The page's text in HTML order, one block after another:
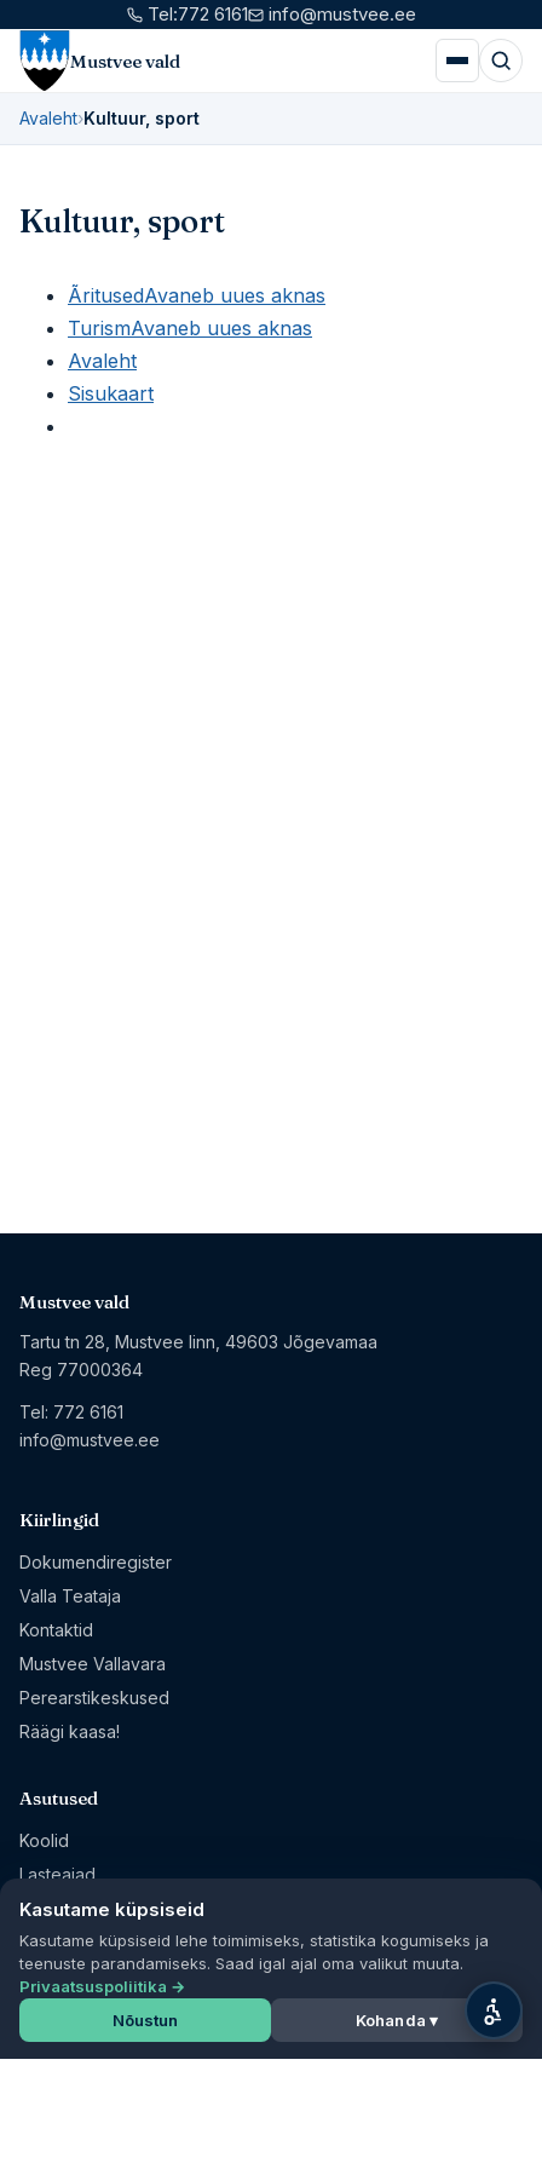
Tel:772 6161 info@mustvee.ee
Mustvee vald
Avaleht›Kultuur, sport
Kultuur, sport
ÃritusedAvaneb uues aknas
TurismAvaneb uues aknas
Avaleht
Sisukaart
Mustvee vald
Tartu tn 28, Mustvee linn, 49603 Jõgevamaa
Reg 77000364
Tel: 772 6161
info@mustvee.ee
Kiirlingid
Dokumendiregister
Valla Teataja
Kontaktid
Mustvee Vallavara
Perearstikeskused
Räägi kaasa!
Asutused
Koolid
Lasteaiad
Raamatukogud
Sihtasutused
Jälgi meid
Kasutame küpsiseid
Kasutame küpsiseid lehe toimimiseks, statistika kogumiseks ja
teenuste parandamiseks. Saad igal ajal oma valikut muuta.
Privaatsuspoliitika →
Nõustun
Kohanda ▾